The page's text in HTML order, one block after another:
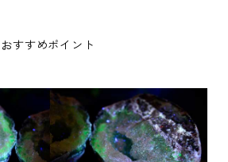
おすすめポイント